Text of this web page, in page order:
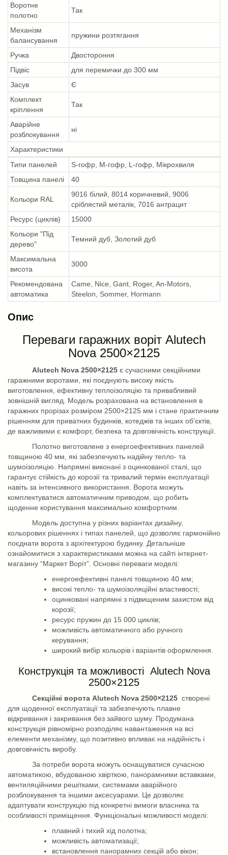
Воротне
полотно
Так
Механізм
балансування
пружини розтягання
Ручка
Двостороння
Підвіс
для перемички до 300 мм
Засув
Є
Комплект
кріплення
Так
Аварійне
розблокування
ні
Характеристики
Типи панелей
S-гофр, M-гофр, L-гофр, Мікрохвиля
Товщина панелі
40
Кольори RAL
9016 білий, 8014 коричневий, 9006
сріблястий металік, 7016 антрацит
Ресурс (циклів)
15000
Кольори "Під
дерево"
Темний дуб, Золотий дуб
Максимальна
висота
3000
Рекомендована
автоматика
Came, Nice, Gant, Roger, An-Motors,
Steelon, Sommer, Hormann
Опис
Переваги гаражних воріт Alutech
Nova 2500×2125
Alutech Nova 2500×2125 є сучасними секційними
гаражними воротами, які поєднують високу якість
виготовлення, ефективну теплоізоляцію та привабливий
зовнішній вигляд. Модель розрахована на встановлення в
гаражних прорізах розміром 2500×2125 мм і стане практичним
рішенням для приватних будинків, котеджів та інших об'єктів,
де важливими є комфорт, безпека та довговічність конструкції.
Полотно виготовлене з енергоефективних панелей
товщиною 40 мм, які забезпечують надійну тепло- та
шумоізоляцію. Напрямні виконані з оцинкованої сталі, що
гарантує стійкість до корозії та тривалий термін експлуатації
навіть за інтенсивного використання. Ворота можуть
комплектуватися автоматичним приводом, що робить
щоденне користування максимально комфортним.
Модель доступна у різних варіантах дизайну,
кольорових рішеннях і типах панелей, що дозволяє гармонійно
поєднати ворота з архітектурою будинку. Детальніше
ознайомитися з характеристиками можна на сайті інтернет-
магазину “Маркет Воріт”. Основні переваги моделі:
енергоефективні панелі товщиною 40 мм;
високі тепло- та шумоізоляційні властивості;
оцинковані напрямні з підвищеним захистом від
корозії;
ресурс пружин до 15 000 циклів;
можливість автоматичного або ручного
керування;
широкий вибір кольорів і варіантів оформлення.
Конструкція та можливості Alutech Nova
2500×2125
Секційні ворота Alutech Nova 2500×2125 створені
для щоденної експлуатації та забезпечують плавне
відкривання і закривання без зайвого шуму. Продумана
конструкція рівномірно розподіляє навантаження на всі
елементи механізму, що позитивно впливає на надійність і
довговічність виробу.
За потреби ворота можуть оснащуватися сучасною
автоматикою, вбудованою хвірткою, панорамними вставками,
вентиляційними решітками, системами аварійного
розблокування та іншими аксесуарами. Це дозволяє
адаптувати конструкцію під конкретні вимоги власника та
особливості приміщення. Функціональні можливості моделі:
плавний і тихий хід полотна;
можливість автоматизації;
встановлення панорамних секцій або вікон;